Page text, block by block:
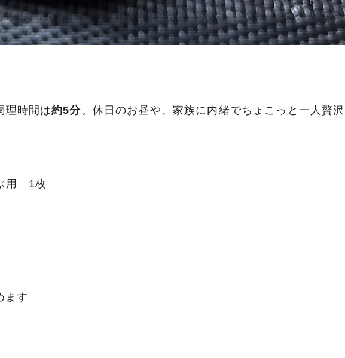
理時間は約5分。休日のお昼や、家族に内緒でちょこっと一人贅
用 1枚
ます